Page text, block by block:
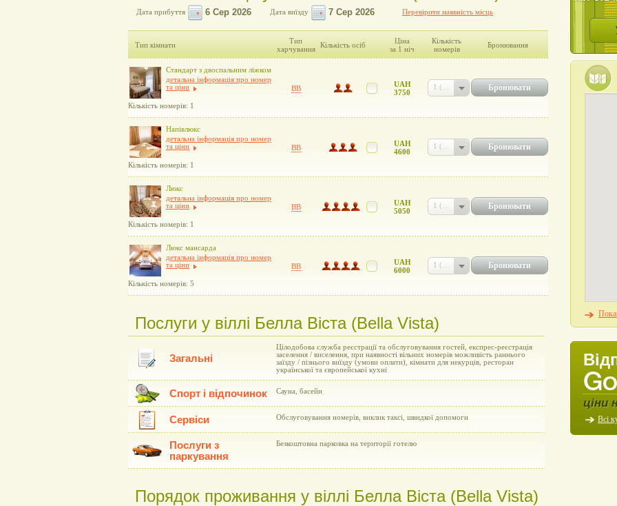
Дата прибуття Дата виїзду Перевірити наявність місць
Тип кімнати
Тип
харчування
Кількість осіб
Ціна
за 1 ніч
Кількість
номерів
Бронювання
Стандарт з двоспальним ліжком
детальна інформація про номер
та ціни
Кількість номерів: 1
BB
UAH
3750
Бронювати
Напівлюкс
детальна інформація про номер
та ціни
Кількість номерів: 1
BB
UAH
4600
Бронювати
Люкс
детальна інформація про номер
та ціни
Кількість номерів: 1
BB
UAH
5050
Бронювати
Люкс мансарда
детальна інформація про номер
та ціни
Кількість номерів: 5
BB
UAH
6000
Бронювати
Послуги у віллі Белла Віста (Bella Vista)
Загальні
Цілодобова служба реєстрації та обслуговування гостей, експрес-реєстрація
заселення / виселення, при наявності вільних номерів можливість раннього
заїзду / пізнього виїзду (умови оплати), кімнати для некурців, ресторан
української та європейської кухні
Спорт і відпочинок Сауна, басейн
Сервіси Обслуговування номерів, виклик таксі, швидкої допомоги
Послуги з
паркування
Безкоштовна парковка на території готелю
Порядок проживання у віллі Белла Віста (Bella Vista)
ціни
Всі